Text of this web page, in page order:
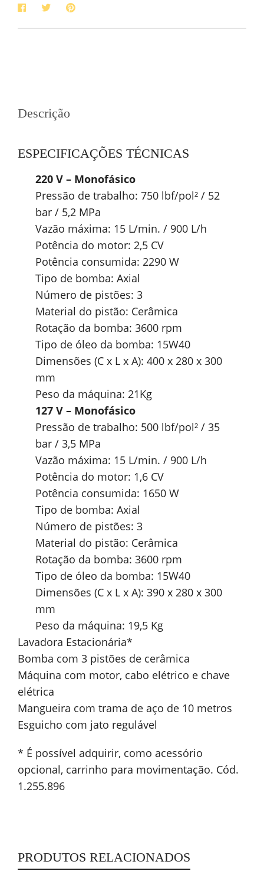
Descrição
ESPECIFICAÇÕES TÉCNICAS
220 V – Monofásico
Pressão de trabalho: 750 lbf/pol² / 52
bar / 5,2 MPa
Vazão máxima: 15 L/min. / 900 L/h
Potência do motor: 2,5 CV
Potência consumida: 2290 W
Tipo de bomba: Axial
Número de pistões: 3
Material do pistão: Cerâmica
Rotação da bomba: 3600 rpm
Tipo de óleo da bomba: 15W40
Dimensões (C x L x A): 400 x 280 x 300
mm
Peso da máquina: 21Kg
127 V – Monofásico
Pressão de trabalho: 500 lbf/pol² / 35
bar / 3,5 MPa
Vazão máxima: 15 L/min. / 900 L/h
Potência do motor: 1,6 CV
Potência consumida: 1650 W
Tipo de bomba: Axial
Número de pistões: 3
Material do pistão: Cerâmica
Rotação da bomba: 3600 rpm
Tipo de óleo da bomba: 15W40
Dimensões (C x L x A): 390 x 280 x 300
mm
Peso da máquina: 19,5 Kg
Lavadora Estacionária*
Bomba com 3 pistões de cerâmica
Máquina com motor, cabo elétrico e chave
elétrica
Mangueira com trama de aço de 10 metros
Esguicho com jato regulável
* É possível adquirir, como acessório
opcional, carrinho para movimentação. Cód.
1.255.896
PRODUTOS RELACIONADOS